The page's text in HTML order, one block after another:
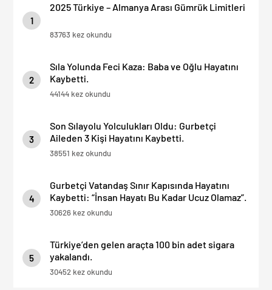
1
2025 Türkiye – Almanya Arası Gümrük Limitleri
83763 kez okundu
2
Sıla Yolunda Feci Kaza: Baba ve Oğlu Hayatını
Kaybetti.
44144 kez okundu
3
Son Sılayolu Yolculukları Oldu: Gurbetçi
Aileden 3 Kişi Hayatını Kaybetti.
38551 kez okundu
4
Gurbetçi Vatandaş Sınır Kapısında Hayatını
Kaybetti: “İnsan Hayatı Bu Kadar Ucuz Olamaz”.
30626 kez okundu
5
Türkiye’den gelen araçta 100 bin adet sigara
yakalandı.
30452 kez okundu